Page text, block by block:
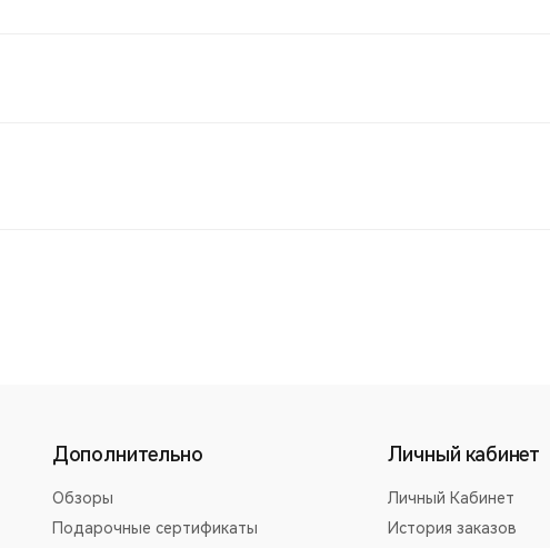
Дополнительно
Обзоры
Подарочные сертификаты
Личный кабинет
Личный Кабинет
История заказов